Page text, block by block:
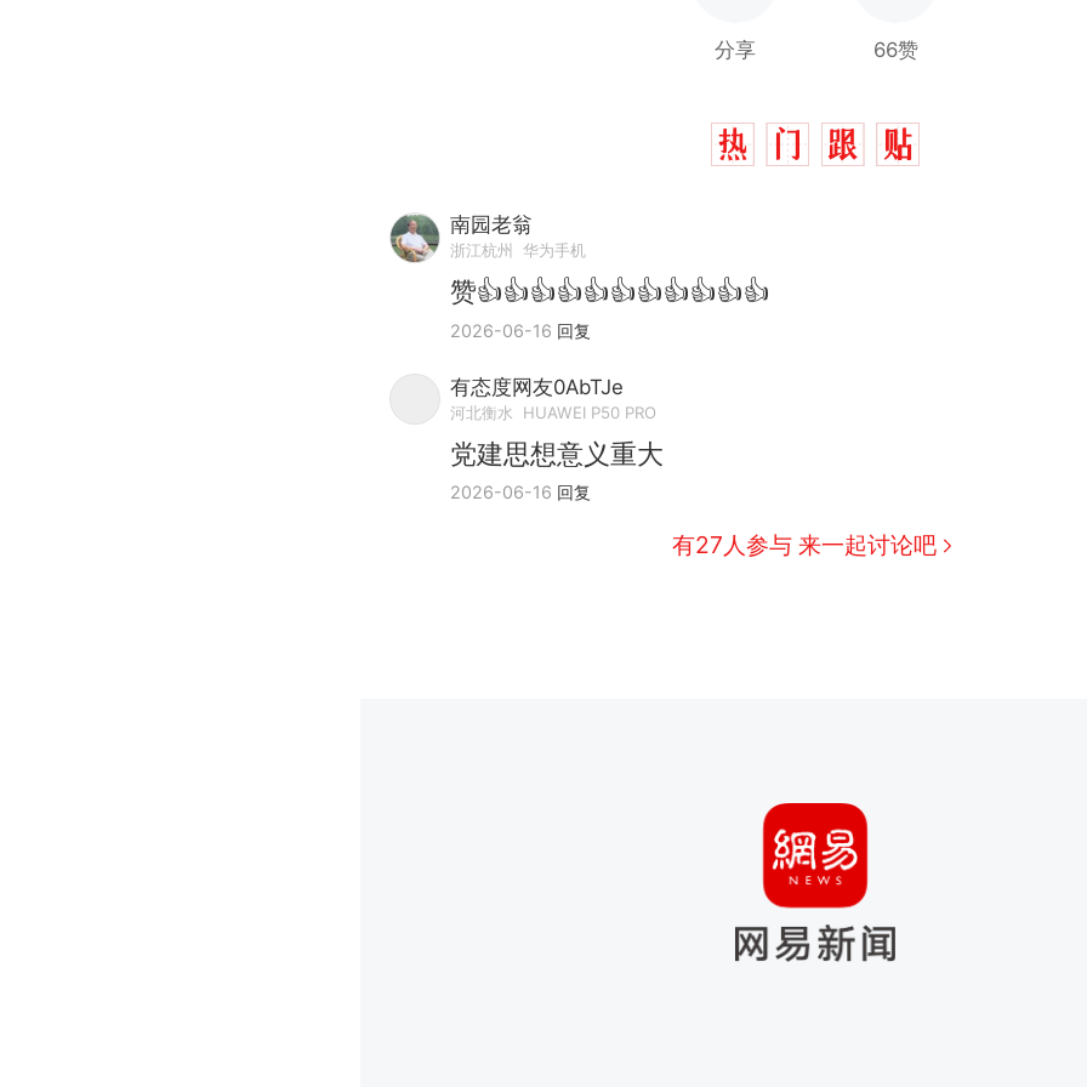
分享 66赞
南园老翁
浙江杭州 华为手机
赞👍👍👍👍👍👍👍👍👍👍👍
2026-06-16 回复
有态度网友0AbTJe
河北衡水 HUAWEI P50 PRO
党建思想意义重大
2026-06-16 回复
有27人参与 来一起讨论吧